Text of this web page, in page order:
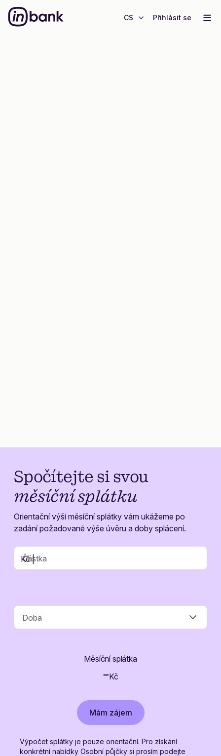
CS Přihlásit se
Spočítejte si svou
měsíční splátku
Orientační výši měsíční splátky vám ukážeme po
zadání požadované výše úvěru a doby splácení.
Částka
Kč |
Doba
Měsíční splátka
-Kč
Mám zájem
Výpočet splátky je pouze orientační. Pro získání
konkrétní nabídky Osobní půjčky si prosím podejte